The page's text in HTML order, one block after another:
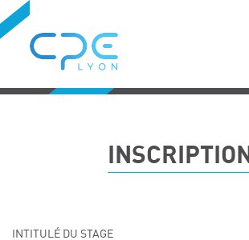
Formations diplômantes
Equipe
INSCRIPTION
INTITULÉ DU STAGE
Cookies management panel